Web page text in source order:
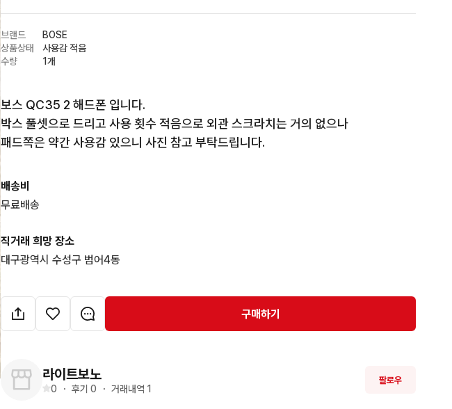
브랜드
BOSE
상품상태
사용감 적음
수량
1개
보스 QC35 2 해드폰 입니다.
박스 풀셋으로 드리고 사용 횟수 적음으로 외관 스크라치는 거의 없으나
패드쪽은 약간 사용감 있으니 사진 참고 부탁드립니다.
배송비
무료배송
직거래 희망 장소
대구광역시 수성구 범어4동
구매하기
라이트보노
0 ・ 후기 0 ・ 거래내역 1
팔로우